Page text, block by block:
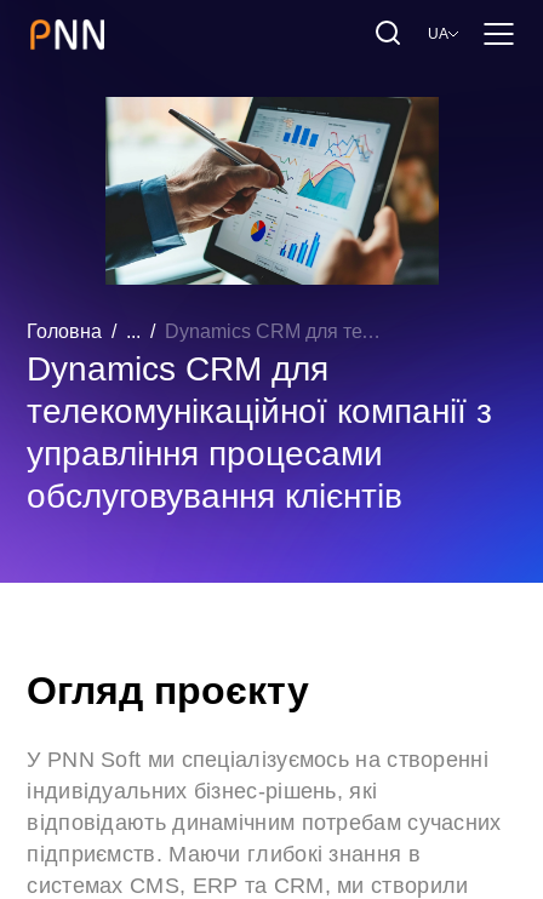
UA
Головна ... Dynamics CRM для телекомунікаційної компанії з управління процесами обслуговування клієнтів
Dynamics CRM для
телекомунікаційної компанії з
управління процесами
обслуговування клієнтів
Огляд проєкту
У PNN Soft ми спеціалізуємось на створенні
індивідуальних бізнес-рішень, які
відповідають динамічним потребам сучасних
підприємств. Маючи глибокі знання в
системах CMS, ERP та CRM, ми створили